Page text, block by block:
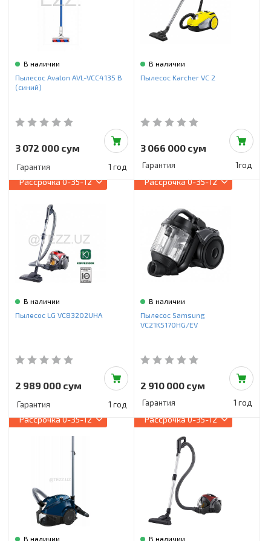
В наличии
Пылесос Avalon AVL-VCC4135 B
(синий)
3 072 000 сум
Гарантия 1 год
В наличии
Пылесос Karcher VC 2
3 066 000 сум
Гарантия 1год
Рассрочка0-35-12
В наличии
Пылесос LG VC83202UHA
2 989 000 сум
Гарантия 1 год
Рассрочка0-35-12
В наличии
Пылесос Samsung
VC21K5170HG/EV
2 910 000 сум
Гарантия 1 год
Рассрочка0-35-12
В наличии
Рассрочка0-35-12
В наличии